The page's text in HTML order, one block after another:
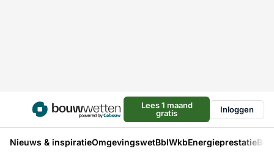
Lees 1 maand
gratis
Inloggen
Nieuws & inspiratieOmgevingswetBblWkbEnergieprestatie